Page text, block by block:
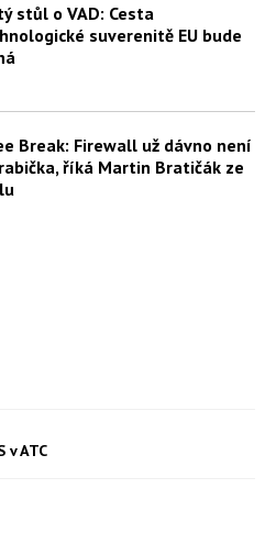
stůl o VAD: Cesta
suverenitě EU bude
Break: Firewall už dávno není
říká Martin Bratičák ze
v ATC